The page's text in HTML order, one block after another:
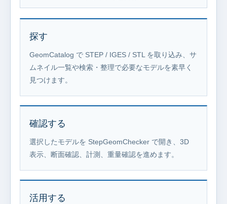
探す
GeomCatalog で STEP / IGES / STL を取り込み、サ
ムネイル一覧や検索・整理で必要なモデルを素早く
見つけます。
確認する
選択したモデルを StepGeomChecker で開き、3D
表示、断面確認、計測、重量確認を進めます。
活用する